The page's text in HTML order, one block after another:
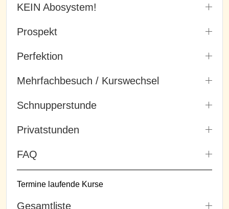
KEIN Abosystem!
Prospekt
Perfektion
Mehrfachbesuch / Kurswechsel
Schnupperstunde
Privatstunden
FAQ
Termine laufende Kurse
Gesamtliste